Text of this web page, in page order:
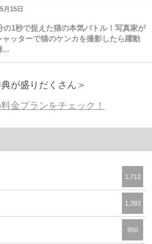
月15日
の1秒で捉えた猫の本気バトル！写真家が
ャッターで猫のケンカを撮影したら躍動
...
が盛りだくさん＞
金プランをチェック！
1,712
1,393
950